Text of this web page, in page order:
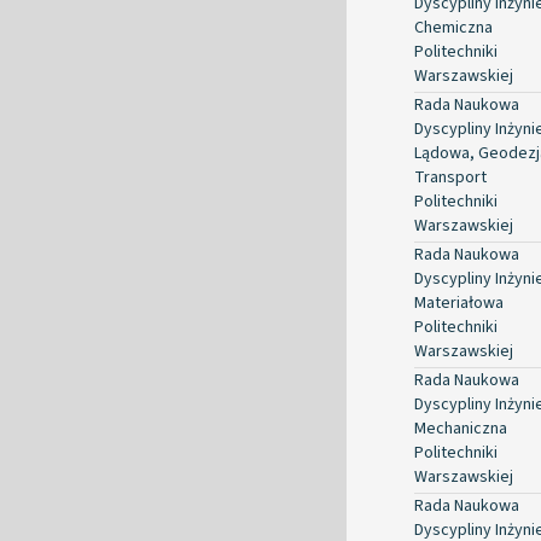
Chemiczna
Politechniki
Warszawskiej
Rada Naukowa
Dyscypliny
Lądowa,
Transport
Politechniki
Warszawskiej
Rada Naukowa
Dyscypliny
Materiałowa
Politechniki
Warszawskiej
Rada Naukowa
Dyscypliny
Mechaniczna
Politechniki
Warszawskiej
Rada Naukowa
Dyscypliny